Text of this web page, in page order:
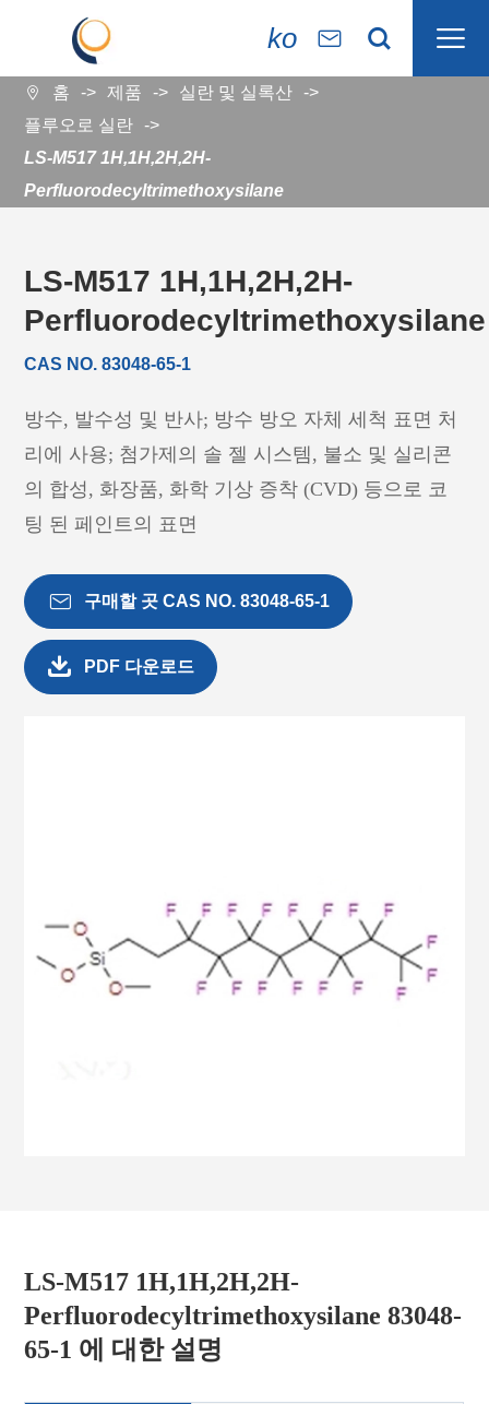
ko   
 홈 제품
실란 및 실록산
플루오로 실란
LS-M517 1H,1H,2H,2H-
Perfluorodecyltrimethoxysilane
LS-M517 1H,1H,2H,2H-
Perfluorodecyltrimethoxysilane
CAS NO. 83048-65-1
방수, 발수성 및 반사; 방수 방오 자체 세척 표면 처
리에 사용; 첨가제의 솔 젤 시스템, 불소 및 실리콘
의 합성, 화장품, 화학 기상 증착 (CVD) 등으로 코
팅 된 페인트의 표면
 구매할 곳 CAS NO. 83048-65-1
 PDF 다운로드
LS-M517 1H,1H,2H,2H-
Perfluorodecyltrimethoxysilane 83048-
65-1 에 대한 설명